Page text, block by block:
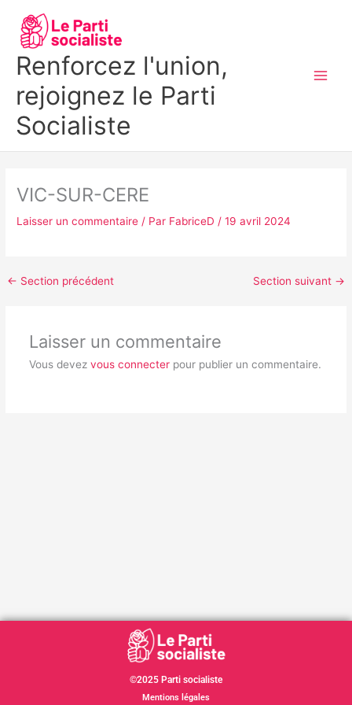
contenu
Renforcez l'union,
rejoignez le Parti
Socialiste
VIC-SUR-CERE
Laisser un commentaire / Par FabriceD/19 avril 2024
← Section précédent Section suivant →
Laisser un commentaire
Vous devez vous connecterpour publier un commentaire.
©2025 Parti socialiste
Mentions légales